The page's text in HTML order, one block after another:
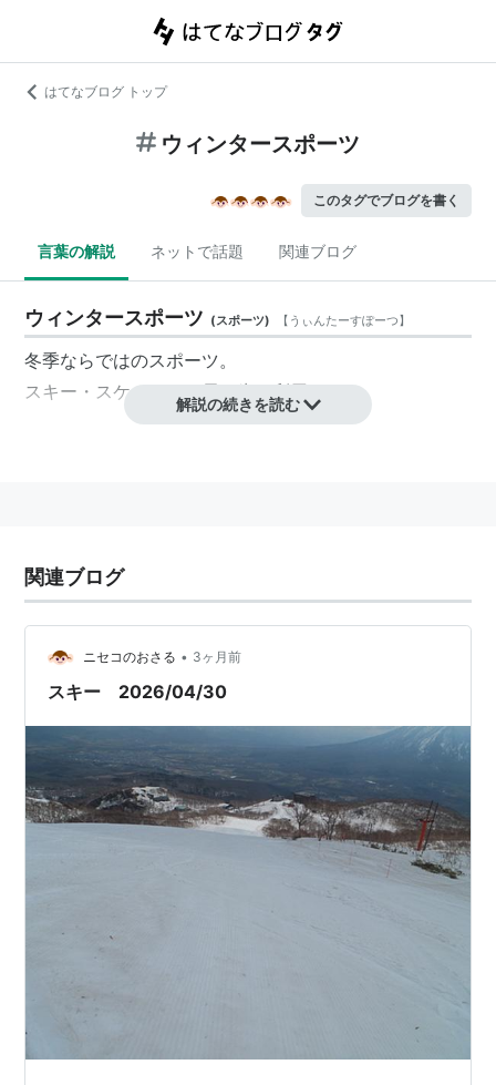
はてなブログ トップ
ウィンタースポーツ
このタグでブログを書く
言葉の解説 ネットで話題 関連ブログ
ウィンタースポーツ (スポーツ) 【 うぃんたーすぽーつ】
冬季ならではのスポーツ。
スキー・スケートなど雪や氷を利用する。
解説の続きを読む
関連ブログ
ニセコのおさる • 3ヶ月前
スキー 2026/04/30